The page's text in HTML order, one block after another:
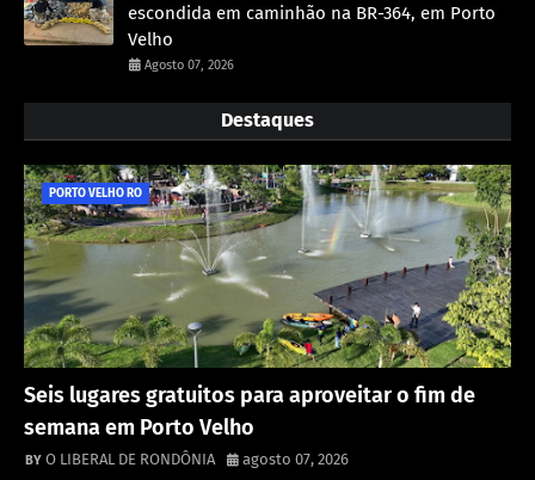
escondida em caminhão na BR-364, em Porto
Velho
Agosto 07, 2026
Destaques
PORTO VELHO RO
Seis lugares gratuitos para aproveitar o fim de
semana em Porto Velho
O LIBERAL DE RONDÔNIA agosto 07, 2026